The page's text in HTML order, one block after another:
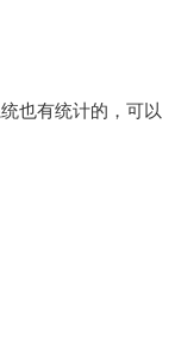
也有统计的，可以